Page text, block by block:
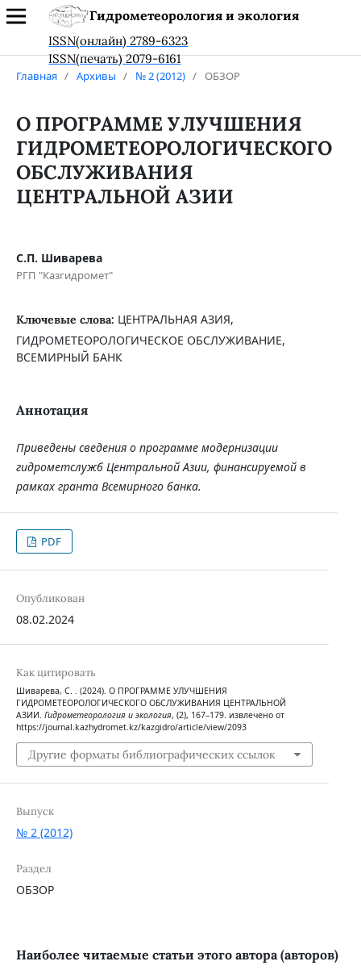
Гидрометеорология и экология
ISSN(онлайн) 2789-6323
ISSN(печать) 2079-6161
Главная / Архивы / № 2 (2012) / ОБЗОР
О ПРОГРАММЕ УЛУЧШЕНИЯ
ГИДРОМЕТЕОРОЛОГИЧЕСКОГО
ОБСЛУЖИВАНИЯ
ЦЕНТРАЛЬНОЙ АЗИИ
С.П. Шиварева
РГП "Казгидромет"
Ключевые слова: ЦЕНТРАЛЬНАЯ АЗИЯ,
ГИДРОМЕТЕОРОЛОГИЧЕСКОЕ ОБСЛУЖИВАНИЕ,
ВСЕМИРНЫЙ БАНК
Аннотация
Приведены сведения о программе модернизации
гидрометслужб Центральной Азии, финансируемой в
рамках гранта Всемирного банка.
PDF
Опубликован
08.02.2024
Как цитировать
Шиварева, С. . (2024). О ПРОГРАММЕ УЛУЧШЕНИЯ
ГИДРОМЕТЕОРОЛОГИЧЕСКОГО ОБСЛУЖИВАНИЯ ЦЕНТРАЛЬНОЙ
АЗИИ. Гидрометеорология и экология, (2), 167–179. извлечено от
https://journal.kazhydromet.kz/kazgidro/article/view/2093
Другие форматы библиографических ссылок
Выпуск
№ 2 (2012)
Раздел
ОБЗОР
Наиболее читаемые статьи этого автора (авторов)